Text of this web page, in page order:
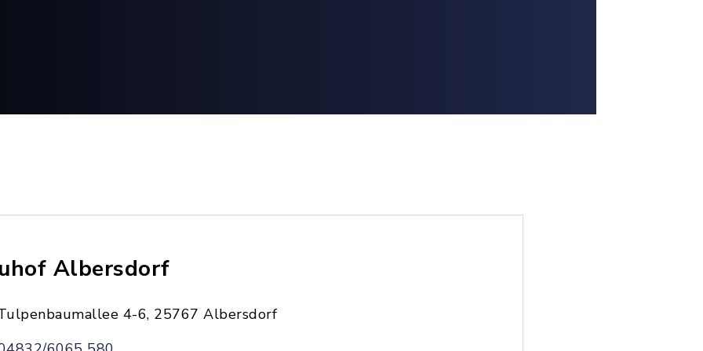
Albersdorf
4-6, 25767 Albersdorf